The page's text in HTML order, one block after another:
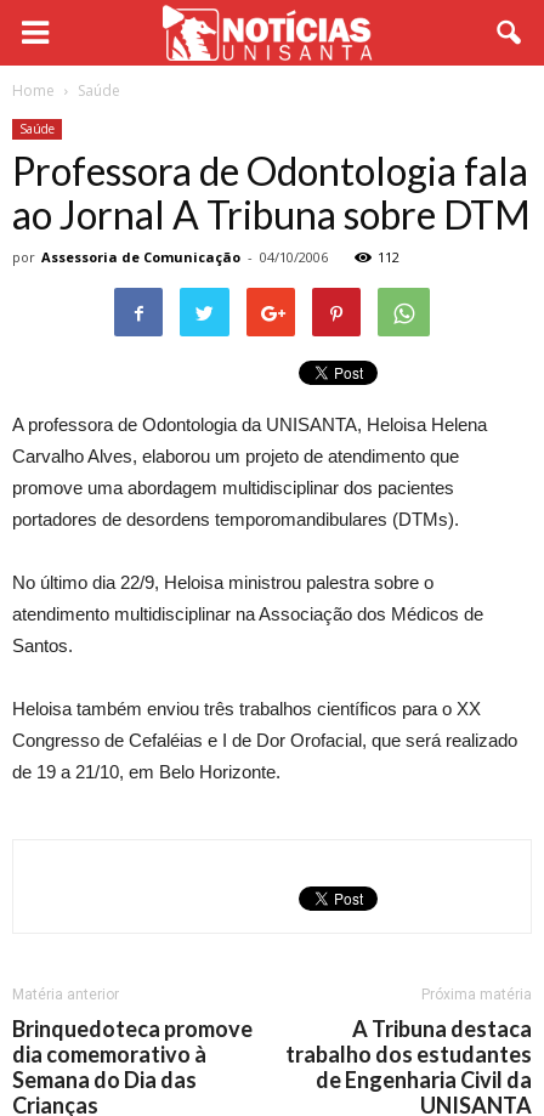
Home Saúde
Saúde
Professora de Odontologia fala
ao Jornal A Tribuna sobre DTM
por Assessoria de Comunicação - 04/10/2006 112
A professora de Odontologia da UNISANTA, Heloisa Helena
Carvalho Alves, elaborou um projeto de atendimento que
promove uma abordagem multidisciplinar dos pacientes
portadores de desordens temporomandibulares (DTMs).
No último dia 22/9, Heloisa ministrou palestra sobre o
atendimento multidisciplinar na Associação dos Médicos de
Santos.
Heloisa também enviou três trabalhos científicos para o XX
Congresso de Cefaléias e I de Dor Orofacial, que será realizado
de 19 a 21/10, em Belo Horizonte.
Matéria anterior
Brinquedoteca promove
dia comemorativo à
Semana do Dia das
Crianças
Próxima matéria
A Tribuna destaca
trabalho dos estudantes
de Engenharia Civil da
UNISANTA